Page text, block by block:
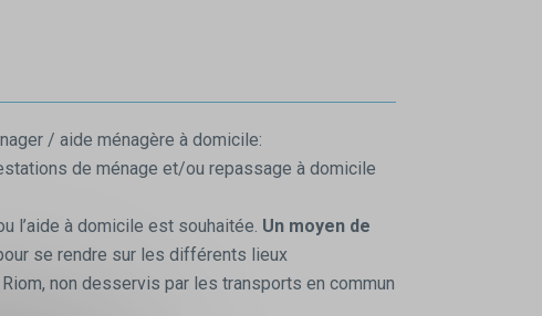
/ aide ménagère à domicile:
de ménage et/ou repassage à domicile
l’aide à domicile est souhaitée. Un moyen de
se rendre sur les différents lieux
non desservis par les transports en commun